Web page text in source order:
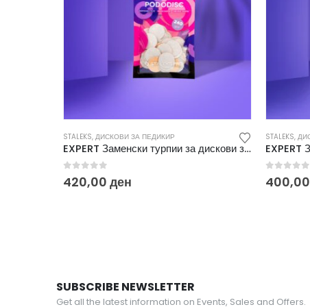
STALEKS, ДИСКОВИ ЗА ПЕДИКИР
EXPERT Заменски турпии за дискови за педикир М 240 (50/1) PDF-20-240W
out of 5
420,00 ден
STALEKS,
out of
400,00
SUBSCRIBE NEWSLETTER
Get all the latest information on Events, Sales and Offers.